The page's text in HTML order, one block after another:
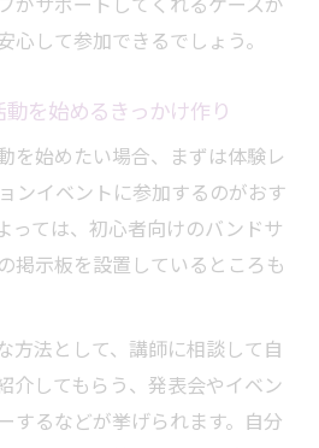
して参加できるでしょう。
を始めるきっかけ作り
を始めたい場合、まずは体験レ
ンイベントに参加するのがおす
っては、初心者向けのバンドサ
掲示板を設置しているところも
方法として、講師に相談して自
介してもらう、発表会やイベン
するなどが挙げられます。自分